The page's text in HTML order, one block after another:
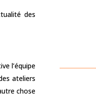
des
l’équipe
ateliers
chose